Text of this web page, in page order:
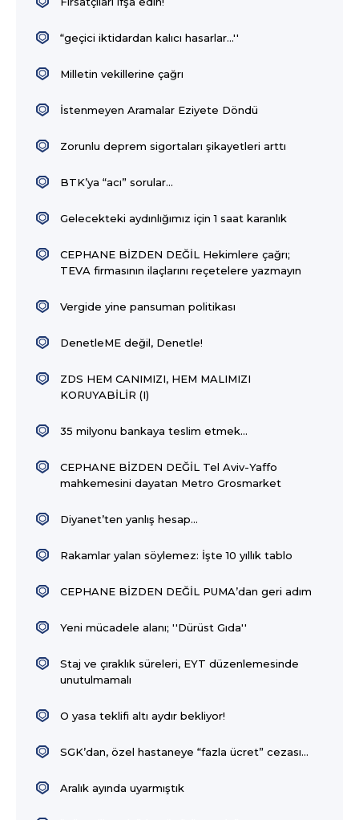
“geçici iktidardan kalıcı hasarlar…''
Milletin vekillerine çağrı
İstenmeyen Aramalar Eziyete Döndü
Zorunlu deprem sigortaları şikayetleri arttı
BTK’ya “acı” sorular...
Gelecekteki aydınlığımız için 1 saat karanlık
CEPHANE BİZDEN DEĞİL Hekimlere çağrı;
TEVA firmasının ilaçlarını reçetelere yazmayın
Vergide yine pansuman politikası
DenetleME değil, Denetle!
ZDS HEM CANIMIZI, HEM MALIMIZI
KORUYABİLİR (I)
35 milyonu bankaya teslim etmek...
CEPHANE BİZDEN DEĞİL Tel Aviv-Yaffo
mahkemesini dayatan Metro Grosmarket
Diyanet’ten yanlış hesap…
Rakamlar yalan söylemez: İşte 10 yıllık tablo
CEPHANE BİZDEN DEĞİL PUMA’dan geri adım
Yeni mücadele alanı; ''Dürüst Gıda''
Staj ve çıraklık süreleri, EYT düzenlemesinde
unutulmamalı
O yasa teklifi altı aydır bekliyor!
SGK’dan, özel hastaneye “fazla ücret” cezası…
Aralık ayında uyarmıştık